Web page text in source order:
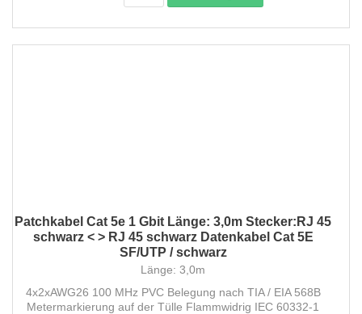
Patchkabel Cat 5e 1 Gbit Länge: 3,0m Stecker:RJ 45
schwarz < > RJ 45 schwarz Datenkabel Cat 5E
SF/UTP / schwarz
Länge: 3,0m
4x2xAWG26 100 MHz PVC Belegung nach TIA / EIA 568B
Metermarkierung auf der Tülle Flammwidrig IEC 60332-1